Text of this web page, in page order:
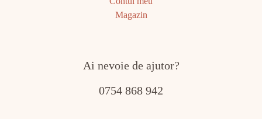
Magazin
Ai nevoie de ajutor?
0754 868 942